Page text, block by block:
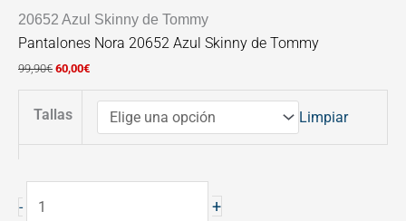
20652 Azul Skinny de Tommy
Pantalones Nora 20652 Azul Skinny de Tommy
99,90€ 60,00€
Tallas Limpiar
- +